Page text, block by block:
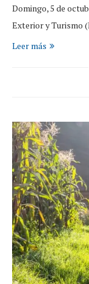
Domingo, 5 de
Exterior y Turismo
Leer más